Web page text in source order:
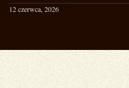
12 czerwca, 2026